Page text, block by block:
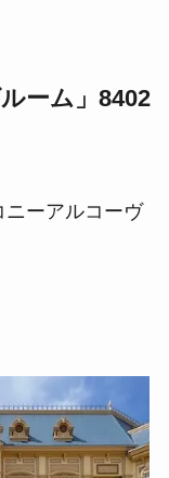
ーム」8402
ーアルコーヴ